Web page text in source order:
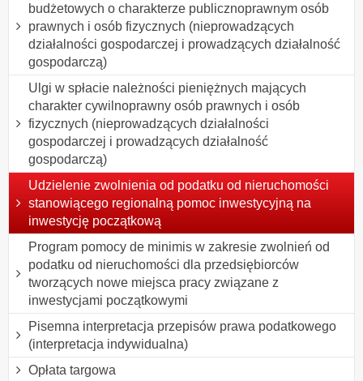
budżetowych o charakterze publicznoprawnym osób
prawnych i osób fizycznych (nieprowadzących
działalności gospodarczej i prowadzących działalność
gospodarczą)
Ulgi w spłacie należności pieniężnych mających
charakter cywilnoprawny osób prawnych i osób
fizycznych (nieprowadzących działalności
gospodarczej i prowadzących działalność
gospodarczą)
Udzielenie zwolnienia od podatku od nieruchomości
stanowiącego regionalną pomoc inwestycyjną na
inwestycję początkową
Program pomocy de minimis w zakresie zwolnień od
podatku od nieruchomości dla przedsiębiorców
tworzących nowe miejsca pracy związane z
inwestycjami początkowymi
Pisemna interpretacja przepisów prawa podatkowego
(interpretacja indywidualna)
Opłata targowa